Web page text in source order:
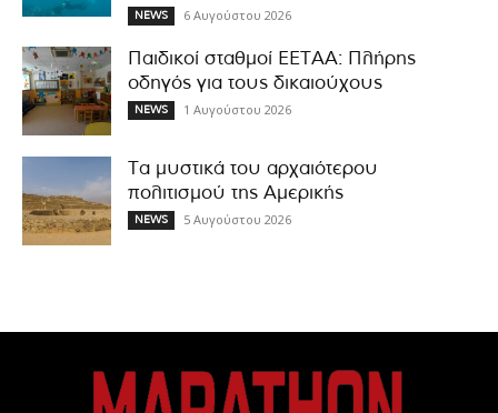
NEWS 6 Αυγούστου 2026
Παιδικοί σταθμοί ΕΕΤΑΑ: Πλήρης
οδηγός για τους δικαιούχους
NEWS 1 Αυγούστου 2026
Τα μυστικά του αρχαιότερου
πολιτισμού της Αμερικής
NEWS 5 Αυγούστου 2026